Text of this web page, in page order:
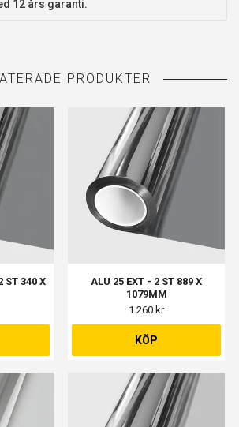
12 års garanti.
ST 340 X
ALU 25 EXT - 2 ST 889 X
1079MM
1 260 kr
KÖP